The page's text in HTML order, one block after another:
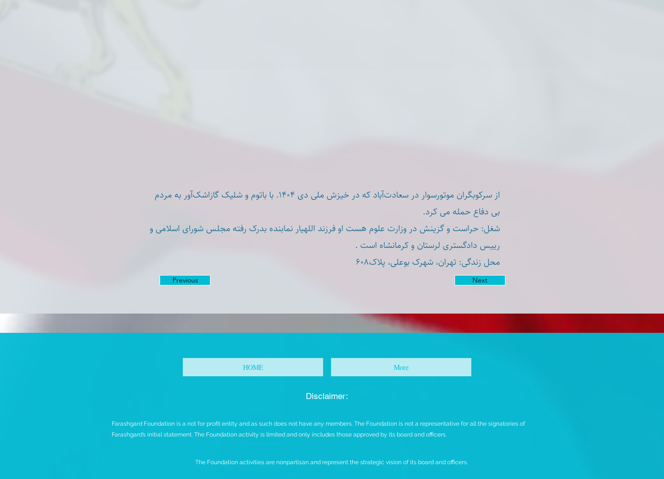
از سرکوبگران موتورسوار در سعادت‌آباد که در خیزش ملی دی ۱۴۰۴. با باتوم و شلیک گازاشک‌آور به مردم
بی دفاع حمله می کرد.
شغل: حراست و گزینش در وزارت علوم هست او فرزند اللهیار نمابنده بدرک رفته مجلس شورای اسلامی و
رییس دادگستری لرستان و کرمانشاه است .
محل زندگی: تهران، شهرک بوعلی، پلاک۶۰۸
Previous Next
HOME More
Disclaimer:
Farashgard Foundation is a not for profit entity and as such does not have any members. The Foundation is not a representative for all the signatories of
Farashgard’s initial statement. The Foundation activity is limited and only includes those approved by its board and officers.
The Foundation activities are nonpartisan and represent the strategic vision of its board and officers.